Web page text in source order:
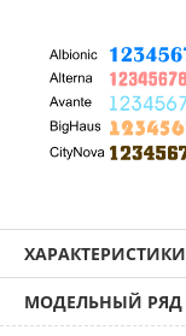
ХАРАКТЕРИСТИКИ
МОДЕЛЬНЫЙ РЯД